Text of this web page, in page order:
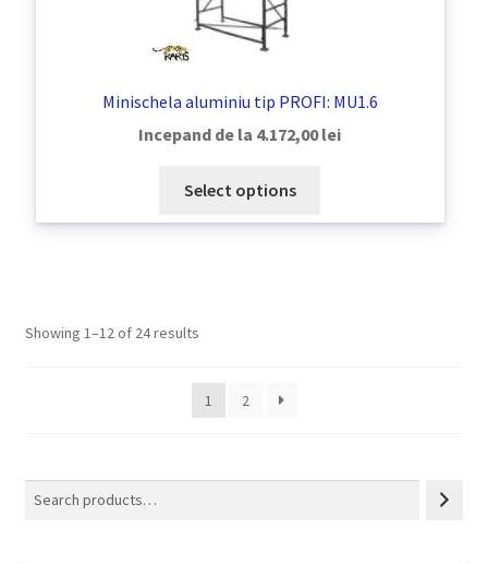
Minischela aluminiu tip PROFI: MU1.6
Incepand de la 4.172,00lei
Select options
Showing 1–12 of 24 results
1 2
Search